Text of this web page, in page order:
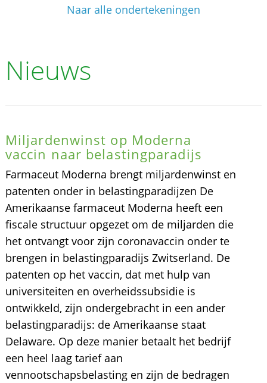
Naar alle ondertekeningen
Nieuws
Miljardenwinst op Moderna
vaccin naar belastingparadijs
Farmaceut Moderna brengt miljardenwinst en
patenten onder in belastingparadijzen De
Amerikaanse farmaceut Moderna heeft een
fiscale structuur opgezet om de miljarden die
het ontvangt voor zijn coronavaccin onder te
brengen in belastingparadijs Zwitserland. De
patenten op het vaccin, dat met hulp van
universiteiten en overheidssubsidie is
ontwikkeld, zijn ondergebracht in een ander
belastingparadijs: de Amerikaanse staat
Delaware. Op deze manier betaalt het bedrijf
een heel laag tarief aan
vennootschapsbelasting en zijn de bedragen